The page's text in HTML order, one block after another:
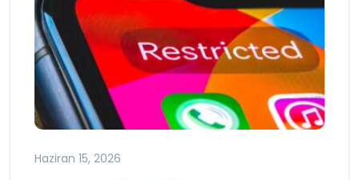
Haziran 15, 2026